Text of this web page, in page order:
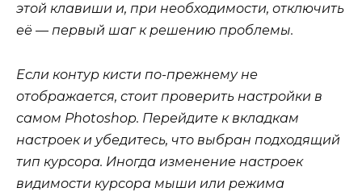
этой клавиши и, при необходимости, отключить
её — первый шаг к решению проблемы.
Если контур кисти по-прежнему не
отображается, стоит проверить настройки в
самом Photoshop. Перейдите к вкладкам
настроек и убедитесь, что выбран подходящий
тип курсора. Иногда изменение настроек
видимости курсора мыши или режима